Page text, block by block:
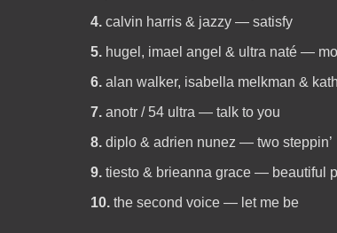
4. calvin harris & jazzy — satisfy
5. hugel, imael angel & ultra naté —
6. alan walker, isabella melkman &
7. anotr / 54 ultra — talk to you
8. diplo & adrien nunez — two steppin’
9. tiesto & brieanna grace — beautiful
10. the second voice — let me be